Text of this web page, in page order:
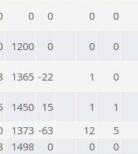
0 0 0 0
1200 0 0 0
1365 -22 1 0
1450 15 1
1
1373 -63 12
5
1498 0 0
0